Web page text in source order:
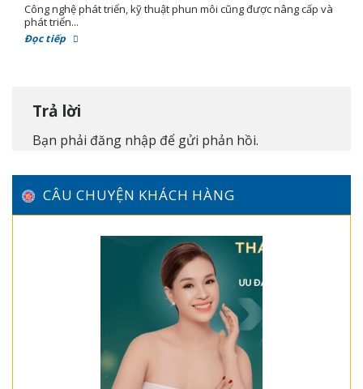
Công nghệ phát triển, kỹ thuật phun môi cũng được nâng cấp và
phát triển...
Đọc tiếp
Trả lời
Bạn phải đăng nhập để gửi phản hồi.
CÂU CHUYỆN KHÁCH HÀNG